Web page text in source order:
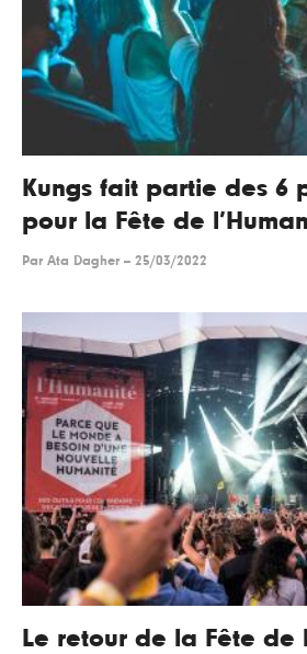
Kungs fait partie des 6
pour la Fête de
Par Ata Dagher -- 25/03/2022
Le retour de la Fête de